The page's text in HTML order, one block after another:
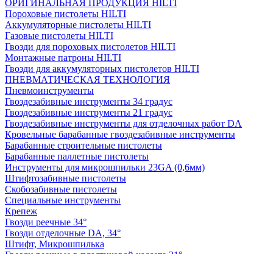
ОРИГИНАЛЬНАЯ ПРОДУКЦИЯ HILTI
Пороховые пистолеты HILTI
Аккумуляторные пистолеты HILTI
Газовые пистолеты HILTI
Гвозди для пороховых пистолетов HILTI
Монтажные патроны HILTI
Гвозди для аккумуляторных пистолетов HILTI
ПНЕВМАТИЧЕСКАЯ ТЕХНОЛОГИЯ
Пневмоинструменты
Гвоздезабивные инструменты 34 градус
Гвоздезабивные инструменты 21 градус
Гвоздезабивные инструменты для отделочных работ DA
Кровельные барабанные гвоздезабивные инструменты
Барабанные строительные пистолеты
Барабанные паллетные пистолеты
Инструменты для микрошпильки 23GA (0,6мм)
Штифтозабивные пистолеты
Скобозабивные пистолеты
Специальные инструменты
Крепеж
Гвозди реечные 34°
Гвозди отделочные DA, 34°
Штифт, Микрошпилька